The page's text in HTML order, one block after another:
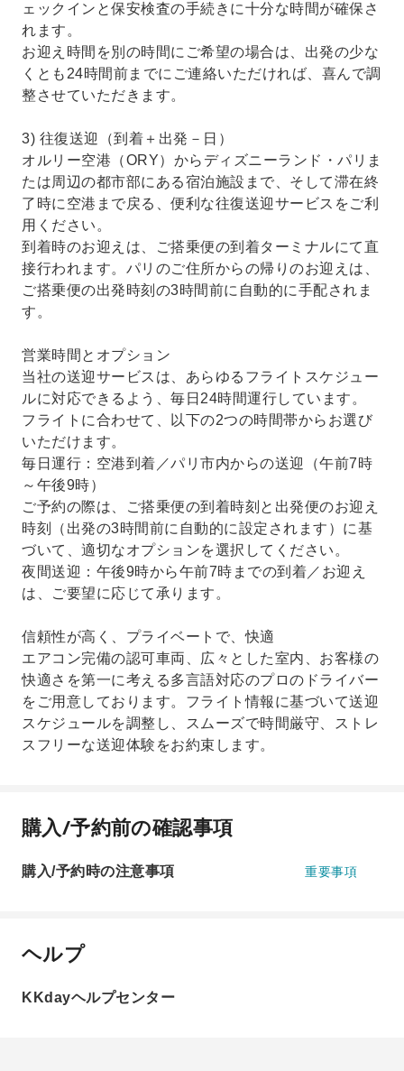
ェックインと保安検査の手続きに十分な時間が確保さ
れます。
お迎え時間を別の時間にご希望の場合は、出発の少な
くとも24時間前までにご連絡いただければ、喜んで調
整させていただきます。
3) 往復送迎（到着＋出発－日）
オルリー空港（ORY）からディズニーランド・パリま
たは周辺の都市部にある宿泊施設まで、そして滞在終
了時に空港まで戻る、便利な往復送迎サービスをご利
用ください。
到着時のお迎えは、ご搭乗便の到着ターミナルにて直
接行われます。パリのご住所からの帰りのお迎えは、
ご搭乗便の出発時刻の3時間前に自動的に手配されま
す。
営業時間とオプション
当社の送迎サービスは、あらゆるフライトスケジュー
ルに対応できるよう、毎日24時間運行しています。
フライトに合わせて、以下の2つの時間帯からお選び
いただけます。
毎日運行：空港到着／パリ市内からの送迎（午前7時
～午後9時）
ご予約の際は、ご搭乗便の到着時刻と出発便のお迎え
時刻（出発の3時間前に自動的に設定されます）に基
づいて、適切なオプションを選択してください。
夜間送迎：午後9時から午前7時までの到着／お迎え
は、ご要望に応じて承ります。
信頼性が高く、プライベートで、快適
エアコン完備の認可車両、広々とした室内、お客様の
快適さを第一に考える多言語対応のプロのドライバー
をご用意しております。フライト情報に基づいて送迎
スケジュールを調整し、スムーズで時間厳守、ストレ
スフリーな送迎体験をお約束します。
購入/予約前の確認事項
購入/予約時の注意事項 重要事項
ヘルプ
KKdayヘルプセンター